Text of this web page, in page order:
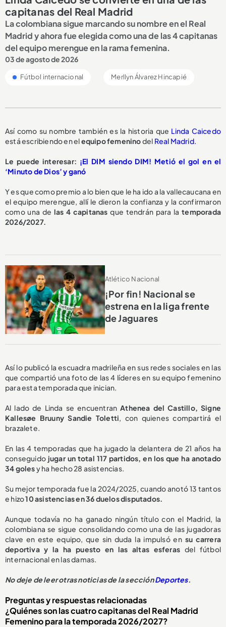
capitanas del Real Madrid
La colombiana sigue marcando su nombre en el Real
Madrid y ahora fue elegida como una de las 4 capitanas
del equipo merengue en la rama femenina.
03 de agosto de 2026
Fútbol internacional Merllyn Álvarez Hincapié
Así como su nombre también es la historia que Linda Caicedo
está escribiendo en elequipo femeninodel Real Madrid.
Le puede interesar: ¡El DIM siendo DIM! Metió el gol en el
‘Minuto de Dios’ y ganó
Y es que como premio a lo bien que le ha ido a la vallecaucana en
el equipo merengue, allí le dieron la confianza y la confirmaron
como una de las 4 capitanasque tendrán para latemporada
2026/2027.
Atlético Nacional
¡Por fin! Nacional se
estrena en la liga frente
de Jaguares
Así lo publicó la escuadra madrileña en sus redes sociales en las
que compartió una foto de las 4 líderes en su equipo femenino
para esta temporada que inician.
Al lado de Linda se encuentranAthenea del Castillo, Signe
Kallesøe Bruuny Sandie Toletti, con quienes compartirá el
brazalete.
En las 4 temporadas que ha jugado la delantera de 21 años ha
conseguido jugar un total 117 partidos, en los que ha anotado
34 golesy ha hecho 28 asistencias.
Su mejor temporada fue la 2024/2025, cuando anotó 13 tantos
e hizo10 asistencias en 36 duelos disputados.
Aunque todavía no ha ganado ningún título con el Madrid, la
colombiana se sigue consolidando como una de las jugadoras
clave en este equipo, que sin duda la impulsó en su carrera
deportiva y la ha puesto en las altas esferas del fútbol
internacional en las damas.
No deje de leer otras noticias de la secciónDeportes.
Preguntas y respuestas relacionadas
¿Quiénes son las cuatro capitanas del Real Madrid
Femenino para la temporada 2026/2027?